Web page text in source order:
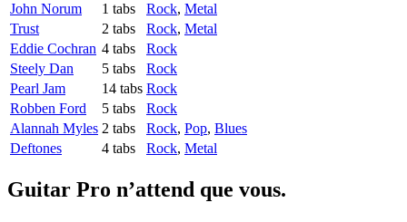
John Norum
1 tabs Rock, Metal
Trust
2 tabs Rock, Metal
Eddie Cochran 4 tabs
Rock
Steely Dan
5 tabs
Rock
Pearl Jam
14 tabs Rock
Robben Ford
5 tabs
Rock
Alannah Myles 2 tabs Rock, Pop, Blues
Deftones
4 tabs Rock, Metal
Guitar Pro n’attend que vous.